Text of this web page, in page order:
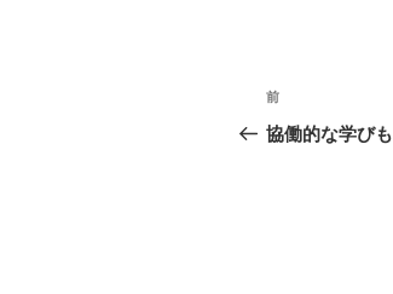
投
稿
前
の
前
協働的な学びも